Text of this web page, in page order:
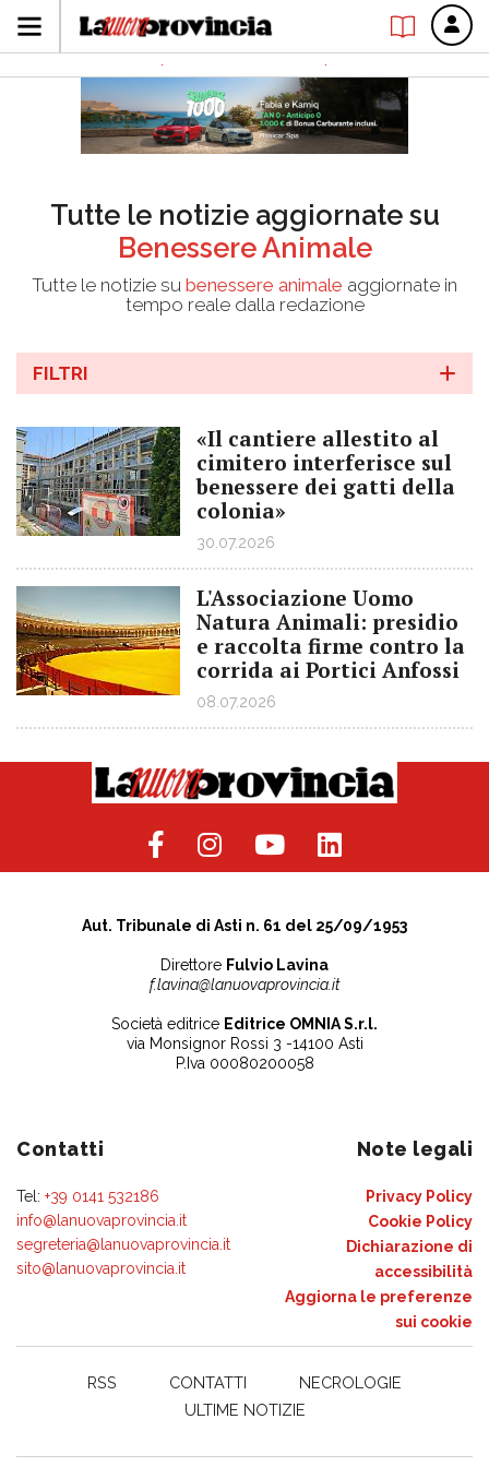
Tutte le notizie aggiornate su
Benessere Animale
Tutte le notizie su benessere animale aggiornate in
tempo reale dalla redazione
FILTRI
«Il cantiere allestito al
cimitero interferisce sul
benessere dei gatti della
colonia»
30.07.2026
L'Associazione Uomo
Natura Animali: presidio
e raccolta firme contro la
corrida ai Portici Anfossi
08.07.2026
Aut. Tribunale di Asti n. 61 del 25/09/1953
Direttore Fulvio Lavina
f.lavina@lanuovaprovincia.it
Società editrice Editrice OMNIA S.r.l.
via Monsignor Rossi 3 -14100 Asti
P.Iva 00080200058
Contatti
Tel: +39 0141 532186
info@lanuovaprovincia.it
segreteria@lanuovaprovincia.it
sito@lanuovaprovincia.it
Note legali
Privacy Policy
Cookie Policy
Dichiarazione di
accessibilità
Aggiorna le preferenze
sui cookie
RSS CONTATTI
NECROLOGIE
ULTIME NOTIZIE